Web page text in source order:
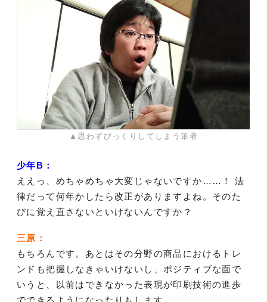
▲思わずびっくりしてしまう筆者
少年B：
ええっ、めちゃめちゃ大変じゃないですか……！ 法
律だって何年かしたら改正がありますよね。そのた
びに覚え直さないといけないんですか？
三原：
もちろんです。あとはその分野の商品におけるトレ
ンドも把握しなきゃいけないし、ポジティブな面で
いうと、以前はできなかった表現が印刷技術の進歩